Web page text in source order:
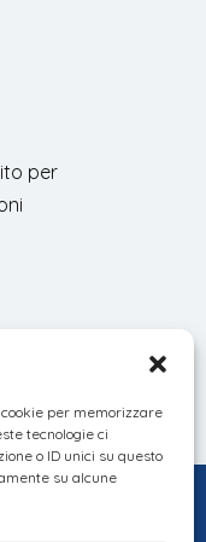
per memorizzare
tecnologie ci
o ID unici su questo
su alcune
per